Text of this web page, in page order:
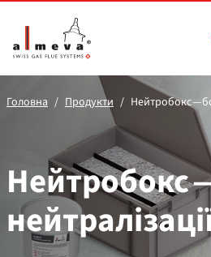
Головна Продукти Нейтробокс —
Нейтробокс